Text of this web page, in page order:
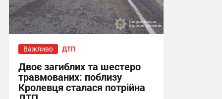
Важливо ДТП
Двоє загиблих та шестеро
травмованих: поблизу
Кролевця сталася потрійна